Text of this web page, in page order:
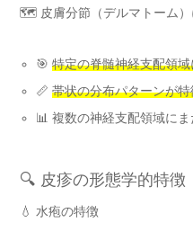
🗺️ 皮膚分節（デルマトーム）
🎯特定の脊髄神経支配領
📏帯状の分布パターンが特
📊 複数の神経支配領域に
🔍 皮疹の形態学的特徴
💧 水疱の特徴